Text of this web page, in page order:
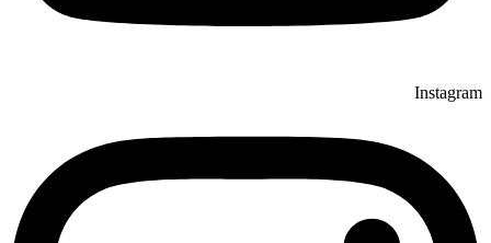
Instagram